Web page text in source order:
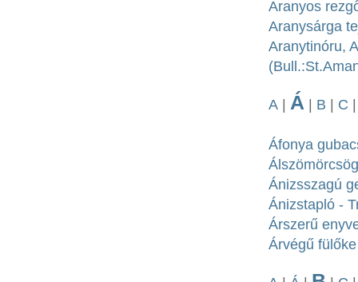
Aranyos
Aranysárga
Aranytinóru,
A Á B C
Áfonya
Ánizsszagú
Ánizstapló -
Árszerű
Árvégű